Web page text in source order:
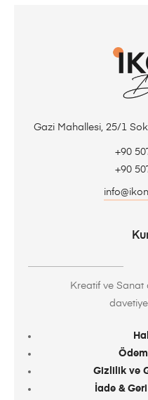
Gazi Mahallesi, 25/1
+90
+90
Kreatif ve Sanat
Gizlilik ve
İade &